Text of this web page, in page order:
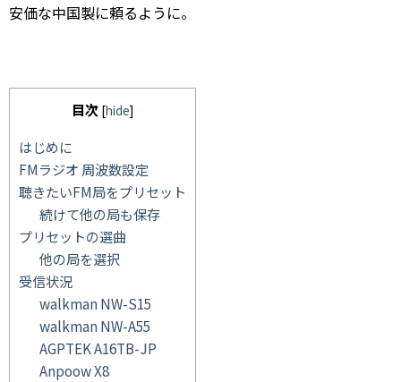
安価な中国製に頼るように。
目次 [hide]
はじめに
FMラジオ 周波数設定
聴きたいFM局をプリセット
続けて他の局も保存
プリセットの選曲
他の局を選択
受信状況
walkman NW-S15
walkman NW-A55
AGPTEK A16TB-JP
Anpoow X8